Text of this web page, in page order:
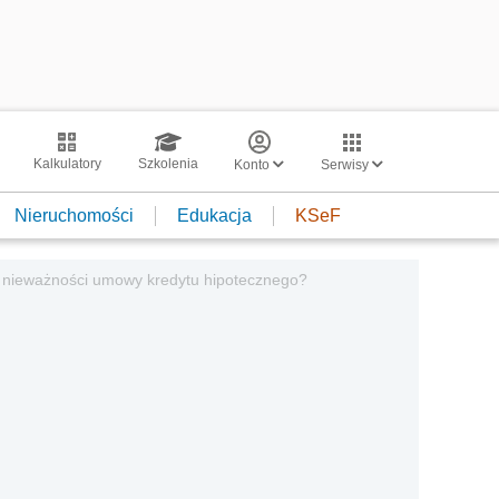
Kalkulatory Szkolenia Konto Serwisy
Nieruchomości Edukacja KSeF
umowy kredytu hipotecznego?